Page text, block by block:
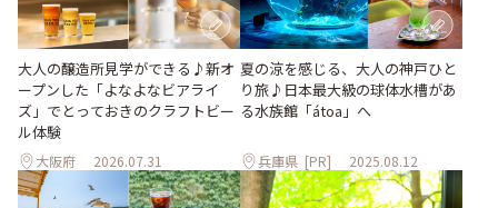
大人の醸造所見学ができる♪新オ
ープンした「よなよなビアライ
ズ」でとっておきのクラフトビー
ル体験
大阪府 2026.07.31
夏の涼を感じる、大人の神戸ひと
り旅♪日本最大級の球体水槽があ
る水族館「átoa」へ
兵庫県 [PR] 2025.08.12